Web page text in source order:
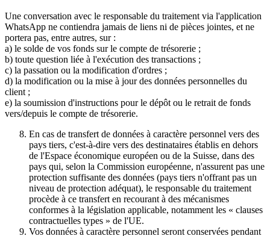
Une conversation avec le responsable du traitement via l'application
WhatsApp ne contiendra jamais de liens ni de pièces jointes, et ne
portera pas, entre autres, sur :
a) le solde de vos fonds sur le compte de trésorerie ;
b) toute question liée à l'exécution des transactions ;
c) la passation ou la modification d'ordres ;
d) la modification ou la mise à jour des données personnelles du
client ;
e) la soumission d'instructions pour le dépôt ou le retrait de fonds
vers/depuis le compte de trésorerie.
En cas de transfert de données à caractère personnel vers des
pays tiers, c'est-à-dire vers des destinataires établis en dehors
de l'Espace économique européen ou de la Suisse, dans des
pays qui, selon la Commission européenne, n'assurent pas une
protection suffisante des données (pays tiers n'offrant pas un
niveau de protection adéquat), le responsable du traitement
procède à ce transfert en recourant à des mécanismes
conformes à la législation applicable, notamment les « clauses
contractuelles types » de l'UE.
Vos données à caractère personnel seront conservées pendant